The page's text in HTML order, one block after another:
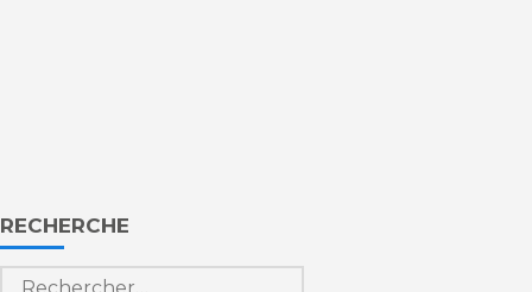
Blog
sidebar
RECHERCHE
Rechercher :